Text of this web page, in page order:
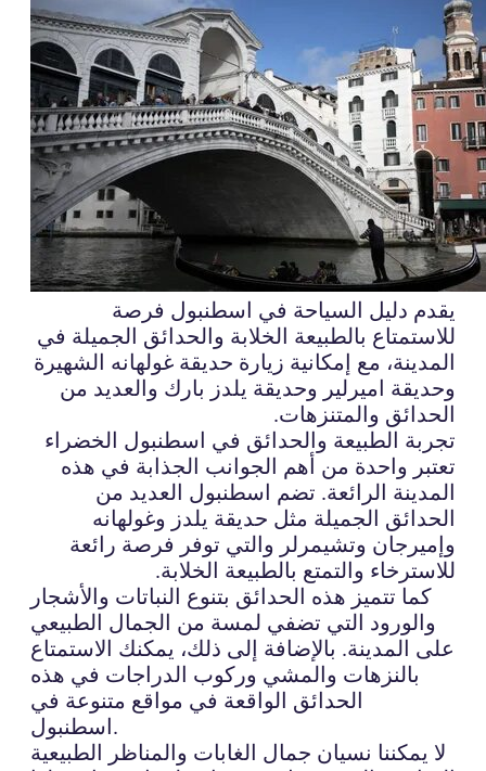
يقدم دليل السياحة في اسطنبول فرصة
للاستمتاع بالطبيعة الخلابة والحدائق الجميلة في
المدينة، مع إمكانية زيارة حديقة غولهانه الشهيرة
وحديقة اميرلير وحديقة يلدز بارك والعديد من
الحدائق والمتنزهات.
تجربة الطبيعة والحدائق في اسطنبول الخضراء
تعتبر واحدة من أهم الجوانب الجذابة في هذه
المدينة الرائعة. تضم اسطنبول العديد من
الحدائق الجميلة مثل حديقة يلدز وغولهانه
وإميرجان وتشيمرلر والتي توفر فرصة رائعة
للاسترخاء والتمتع بالطبيعة الخلابة.
كما تتميز هذه الحدائق بتنوع النباتات والأشجار
والورود التي تضفي لمسة من الجمال الطبيعي
على المدينة. بالإضافة إلى ذلك، يمكنك الاستمتاع
بالنزهات والمشي وركوب الدراجات في هذه
الحدائق الواقعة في مواقع متنوعة في
اسطنبول.
لا يمكننا نسيان جمال الغابات والمناظر الطبيعية